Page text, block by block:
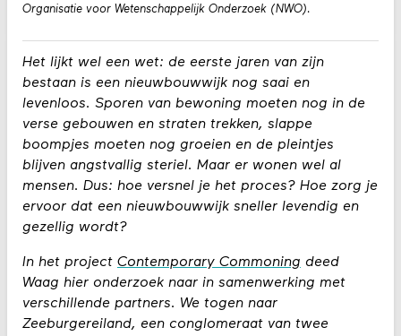
Het lijkt wel een wet: de eerste jaren van zijn
bestaan is een nieuwbouwwijk nog saai en
levenloos. Sporen van bewoning moeten nog in de
verse gebouwen en straten trekken, slappe
boompjes moeten nog groeien en de pleintjes
blijven angstvallig steriel. Maar er wonen wel al
mensen. Dus: hoe versnel je het proces? Hoe zorg je
ervoor dat een nieuwbouwwijk sneller levendig en
gezellig wordt?
In het project Contemporary Commoning deed
Waag hier onderzoek naar in samenwerking met
verschillende partners. We togen naar
Zeeburgereiland, een conglomeraat van twee
Organisatie voor Wetenschappelijk Onderzoek (NWO).